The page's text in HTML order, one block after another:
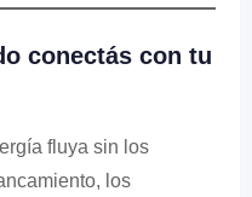
conectás con tu
fluya sin los
los